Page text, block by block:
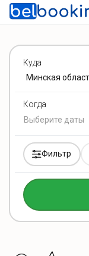
Куда
Когда
Фильтр